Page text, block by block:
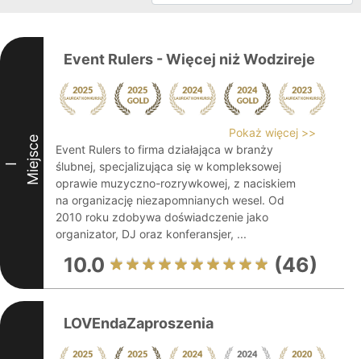
I Miejsce
Event Rulers - Więcej niż Wodzireje
Pokaż więcej >>
Event Rulers to firma działająca w branży
ślubnej, specjalizująca się w kompleksowej
oprawie muzyczno-rozrywkowej, z naciskiem
na organizację niezapomnianych wesel. Od
2010 roku zdobywa doświadczenie jako
organizator, DJ oraz konferansjer, ...
10.0 (46)
LOVEndaZaproszenia